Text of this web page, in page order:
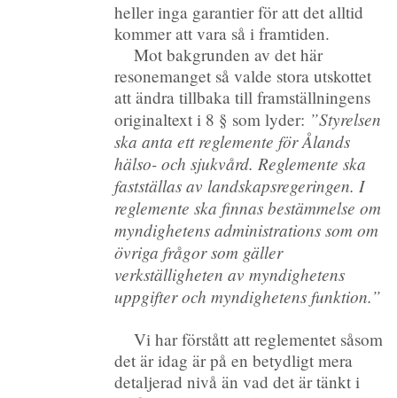
heller inga garantier för att det alltid
kommer att vara så i framtiden.
Mot bakgrunden av det här
resonemanget så valde stora utskottet
att ändra tillbaka till framställningens
originaltext i 8 § som lyder: ”Styrelsen
ska anta ett reglemente för Ålands
hälso- och sjukvård. Reglemente ska
fastställas av landskapsregeringen. I
reglemente ska finnas bestämmelse om
myndighetens administrations som om
övriga frågor som gäller
verkställigheten av myndighetens
uppgifter och myndighetens funktion.”
Vi har förstått att reglementet såsom
det är idag är på en betydligt mera
detaljerad nivå än vad det är tänkt i